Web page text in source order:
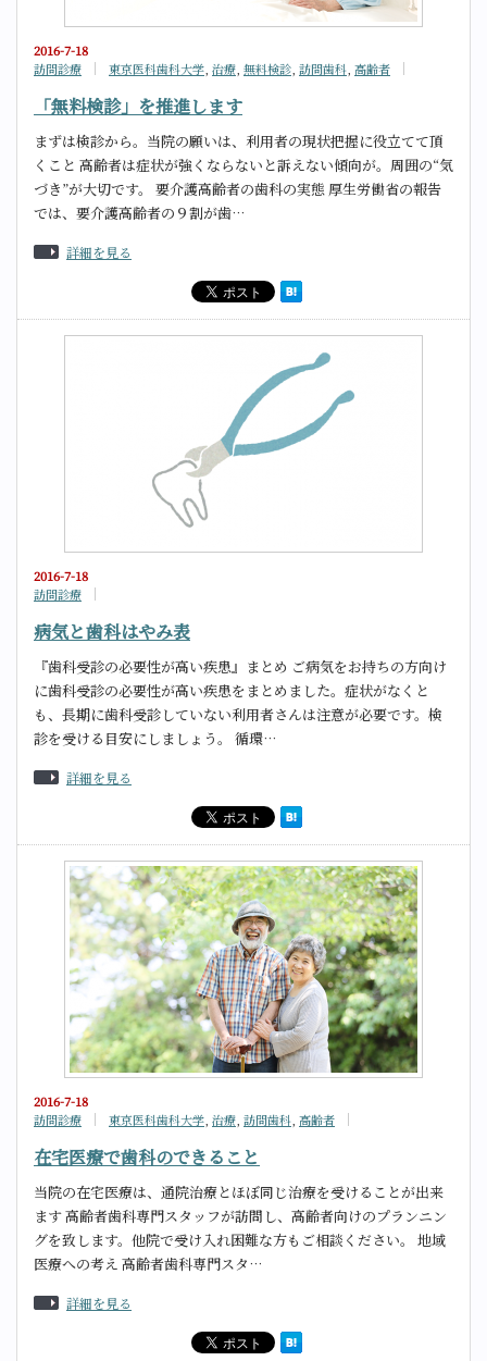
2016-7-18
訪問診療
東京医科歯科大学 治療 無料検診 訪問歯科 高齢者
「無料検診」を推進します
まずは検診から。当院の願いは、利用者の現状把握に役立てて頂
くこと 高齢者は症状が強くならないと訴えない傾向が。周囲の“気
づき”が大切です。 要介護高齢者の歯科の実態 厚生労働省の報告
では、要介護高齢者の９割が歯…
詳細を見る
2016-7-18
訪問診療
病気と歯科はやみ表
『歯科受診の必要性が高い疾患』まとめ ご病気をお持ちの方向け
に歯科受診の必要性が高い疾患をまとめました。症状がなくと
も、長期に歯科受診していない利用者さんは注意が必要です。検
診を受ける目安にしましょう。 循環…
詳細を見る
2016-7-18
訪問診療
東京医科歯科大学 治療 訪問歯科 高齢者
在宅医療で歯科のできること
当院の在宅医療は、通院治療とほぼ同じ治療を受けることが出来
ます 高齢者歯科専門スタッフが訪問し、高齢者向けのプランニン
グを致します。他院で受け入れ困難な方もご相談ください。 地域
医療への考え 高齢者歯科専門スタ…
詳細を見る